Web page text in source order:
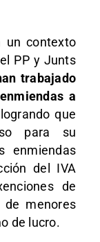
un contexto
PP y Junts
trabajado
a
que
para su
enmiendas
del IVA
de
de menores
de lucro.